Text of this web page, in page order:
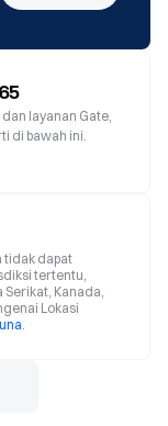
layanan Gate,
di bawah ini.
tidak dapat
tertentu,
Kanada,
Lokasi